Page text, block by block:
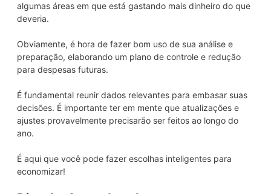
algumas áreas em que está gastando mais dinheiro do que
deveria.
Obviamente, é hora de fazer bom uso de sua análise e
preparação, elaborando um plano de controle e redução
para despesas futuras.
É fundamental reunir dados relevantes para embasar suas
decisões. É importante ter em mente que atualizações e
ajustes provavelmente precisarão ser feitos ao longo do
ano.
É aqui que você pode fazer escolhas inteligentes para
economizar!